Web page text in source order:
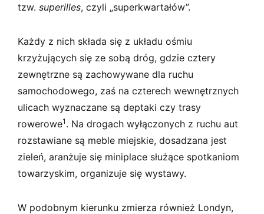
tzw. superilles, czyli „superkwartałów”.
Każdy z nich składa się z układu ośmiu
krzyżujących się ze sobą dróg, gdzie cztery
zewnętrzne są zachowywane dla ruchu
samochodowego, zaś na czterech wewnętrznych
ulicach wyznaczane są deptaki czy trasy
rowerowe1 . Na drogach wyłączonych z ruchu aut
rozstawiane są meble miejskie, dosadzana jest
zieleń, aranżuje się miniplace służące spotkaniom
towarzyskim, organizuje się wystawy.
W podobnym kierunku zmierza również Londyn,